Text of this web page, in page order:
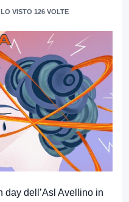
VISTO 126 VOLTE
day dell’Asl Avellino in